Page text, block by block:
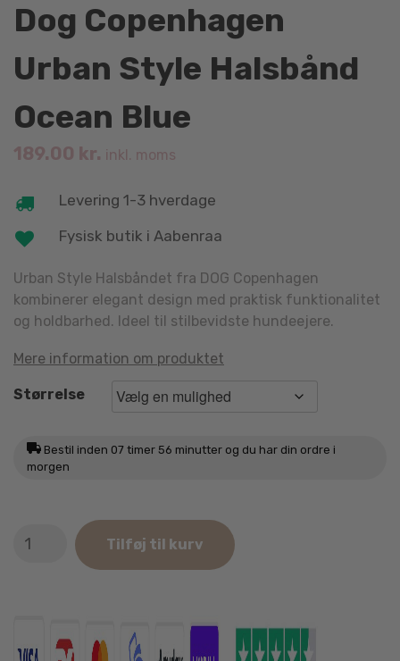
Dog Copenhagen
Urban Style Halsbånd
Ocean Blue
189.00 kr. inkl. moms
Levering 1-3 hverdage
Fysisk butik i Aabenraa
Urban Style Halsbåndet fra DOG Copenhagen
kombinerer elegant design med praktisk funktionalitet
og holdbarhed. Ideel til stilbevidste hundeejere.
Mere information om produktet
Størrelse
Bestil inden 07 timer 56 minutter og du har din ordre i
morgen
Copenhagen
antal
Tilføj til kurv